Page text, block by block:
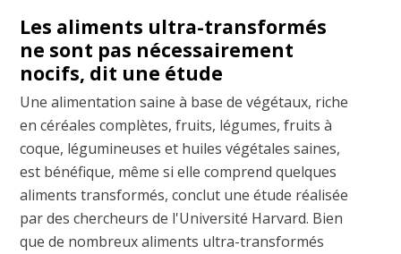
Les aliments ultra-transformés
ne sont pas nécessairement
nocifs, dit une étude
Une alimentation saine à base de végétaux, riche
en céréales complètes, fruits, légumes, fruits à
coque, légumineuses et huiles végétales saines,
est bénéfique, même si elle comprend quelques
aliments transformés, conclut une étude réalisée
par des chercheurs de l'Université Harvard. Bien
que de nombreux aliments ultra-transformés